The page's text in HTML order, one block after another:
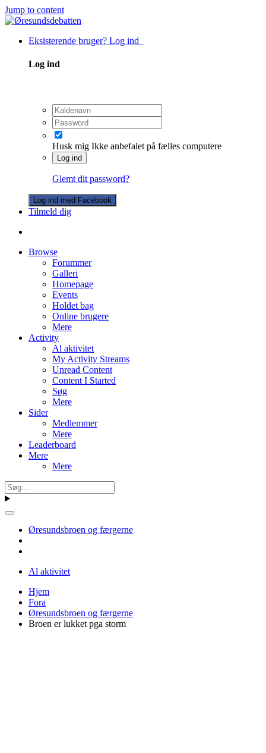
Jump to content
Eksisterende bruger? Log ind
Log ind
Husk mig Ikke anbefalet på fælles computere
Log ind
Glemt dit password?
Log ind med Facebook
Tilmeld dig
Browse
Forummer
Galleri
Homepage
Events
Holdet bag
Online brugere
Mere
Activity
Al aktivitet
My Activity Streams
Unread Content
Content I Started
Søg
Mere
Sider
Medlemmer
Mere
Leaderboard
Mere
Mere
Øresundsbroen og færgerne
Al aktivitet
Hjem
Fora
Øresundsbroen og færgerne
Broen er lukket pga storm